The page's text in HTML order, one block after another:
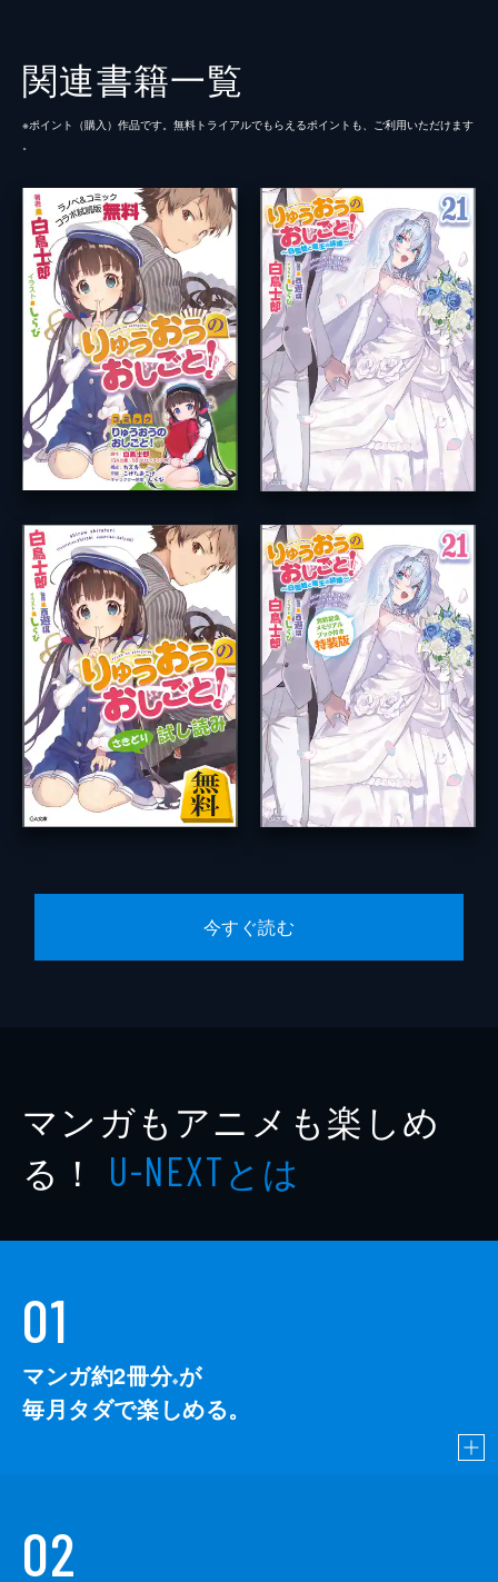
関連書籍一覧
※ポイント（購⼊）作品です。無料トライアルでもらえるポイントも、ご利⽤いただけます
。
今すぐ読む
マンガもアニメも楽しめ
る！ U-NEXTとは
01
マンガ約2冊分※が
毎月タダで楽しめる。
02